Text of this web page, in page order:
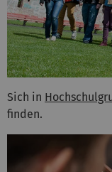
Sich in
finden.